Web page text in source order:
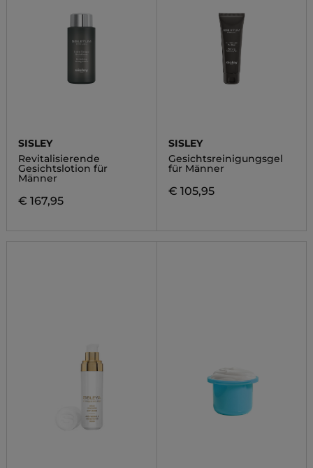
SISLEY
Revitalisierende
Gesichtslotion für
Männer
€ 167,95
SISLEY
Gesichtsreinigungsgel
für Männer
€ 105,95